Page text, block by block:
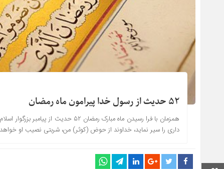
۵۲ حدیث از رسول خدا پیرامون ماه رمضان
داری را سیر نماید، خداوند از حوض (کوثر) من، شربتی نصیب او خواهد کرد